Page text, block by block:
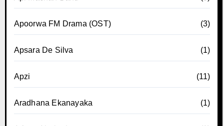
Apoorwa FM Drama (OST) (3)
Apsara De Silva (1)
Apzi (11)
Aradhana Ekanayaka (1)